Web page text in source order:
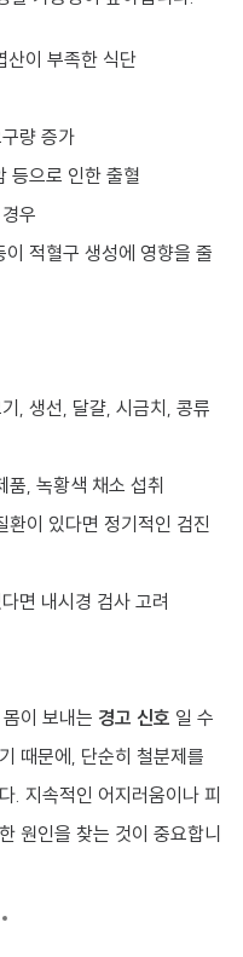
산이 부족한 식단
량 증가
등으로 인한 출혈
우
적혈구 생성에 영향을 줄
, 생선, 달걀, 시금치, 콩류
품, 녹황색 채소 섭취
환이 있다면 정기적인 검진
면 내시경 검사 고려
이 보내는 경고 신호 일 수
때문에, 단순히 철분제를
. 지속적인 어지러움이나 피
원인을 찾는 것이 중요합니